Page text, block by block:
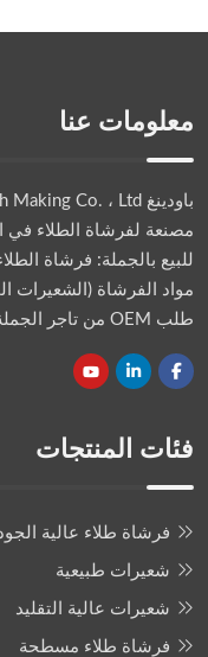
معلومات عنا
باودينغ Yingtesheng Bristle and Brush Making Co. ، Ltd.
للبيع بالجملة: فرشاة
مواد الفرشاة (الشعيرات
طلب OEM من تاجر الجملة والموزع
فئات المنتجات
فرشاة طلاء عالية
شعيرات طبيعية
شعيرات عالية التقليد
فرشاة طلاء مسطحة